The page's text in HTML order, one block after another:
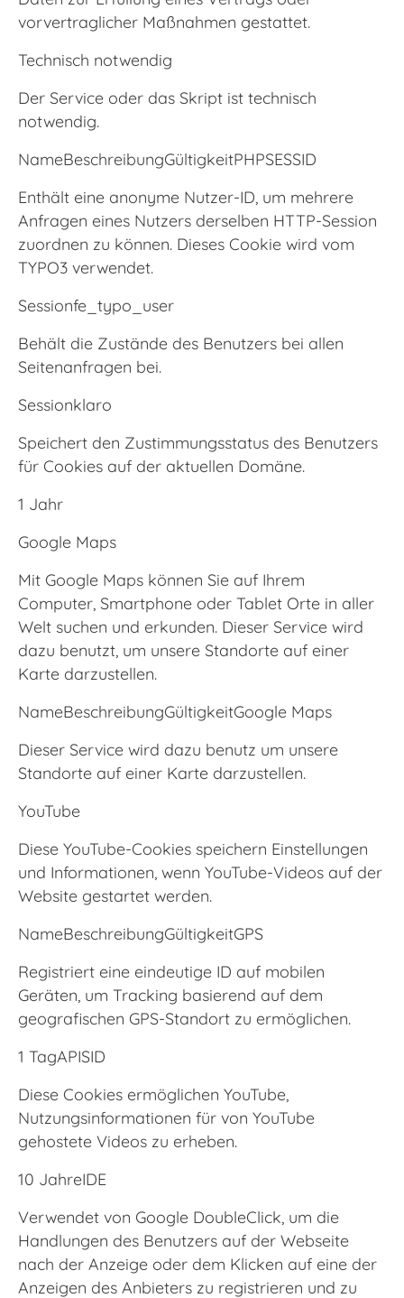
vorvertraglicher Maßnahmen gestattet.
Technisch notwendig
Der Service oder das Skript ist technisch
notwendig.
NameBeschreibungGültigkeitPHPSESSID
Enthält eine anonyme Nutzer-ID, um mehrere
Anfragen eines Nutzers derselben HTTP-Session
zuordnen zu können. Dieses Cookie wird vom
TYPO3 verwendet.
Sessionfe_typo_user
Behält die Zustände des Benutzers bei allen
Seitenanfragen bei.
Sessionklaro
Speichert den Zustimmungsstatus des Benutzers
für Cookies auf der aktuellen Domäne.
1 Jahr
Google Maps
Mit Google Maps können Sie auf Ihrem
Computer, Smartphone oder Tablet Orte in aller
Welt suchen und erkunden. Dieser Service wird
dazu benutzt, um unsere Standorte auf einer
Karte darzustellen.
NameBeschreibungGültigkeitGoogle Maps
Dieser Service wird dazu benutz um unsere
Standorte auf einer Karte darzustellen.
YouTube
Diese YouTube-Cookies speichern Einstellungen
und Informationen, wenn YouTube-Videos auf der
Website gestartet werden.
NameBeschreibungGültigkeitGPS
Registriert eine eindeutige ID auf mobilen
Geräten, um Tracking basierend auf dem
geografischen GPS-Standort zu ermöglichen.
1 TagAPISID
Diese Cookies ermöglichen YouTube,
Nutzungsinformationen für von YouTube
gehostete Videos zu erheben.
10 JahreIDE
Verwendet von Google DoubleClick, um die
Handlungen des Benutzers auf der Webseite
nach der Anzeige oder dem Klicken auf eine der
Anzeigen des Anbieters zu registrieren und zu